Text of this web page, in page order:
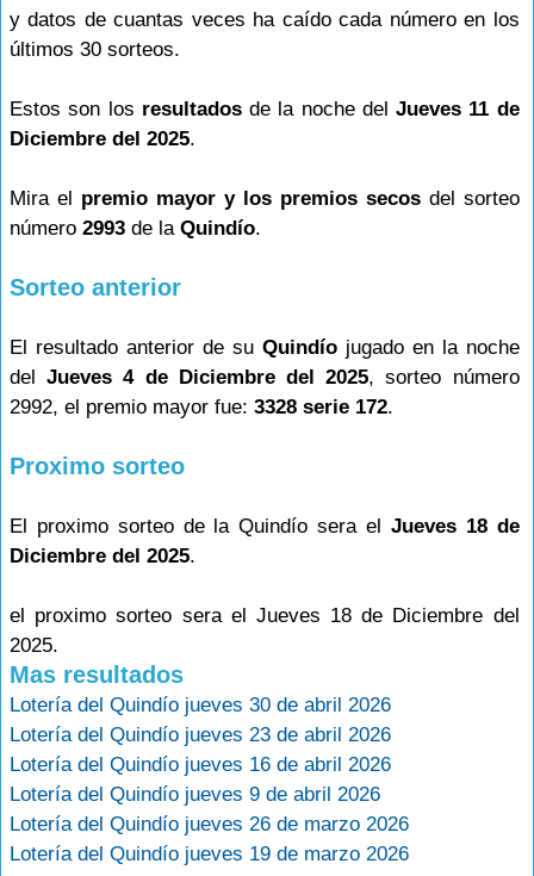
y datos de cuantas veces ha caído cada número en los
últimos 30 sorteos.
Estos son los resultadosde la noche delJueves 11 de
Diciembre del 2025.
Mira el premio mayor y los premios secosdel sorteo
número 2993 de la Quindío.
Sorteo anterior
El resultado anterior de su Quindíojugado en la noche
delJueves 4 de Diciembre del 2025, sorteo número
2992, el premio mayor fue: 3328 serie 172.
Proximo sorteo
El proximo sorteo de la Quindío sera el Jueves 18 de
Diciembre del 2025.
el proximo sorteo sera el Jueves 18 de Diciembre del
2025.
Mas resultados
Lotería del Quindío jueves 30 de abril 2026
Lotería del Quindío jueves 23 de abril 2026
Lotería del Quindío jueves 16 de abril 2026
Lotería del Quindío jueves 9 de abril 2026
Lotería del Quindío jueves 26 de marzo 2026
Lotería del Quindío jueves 19 de marzo 2026